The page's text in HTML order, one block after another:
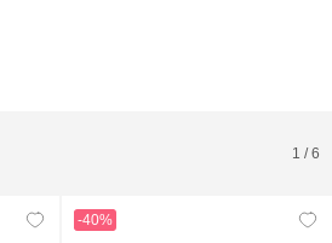
1 /6
-40%